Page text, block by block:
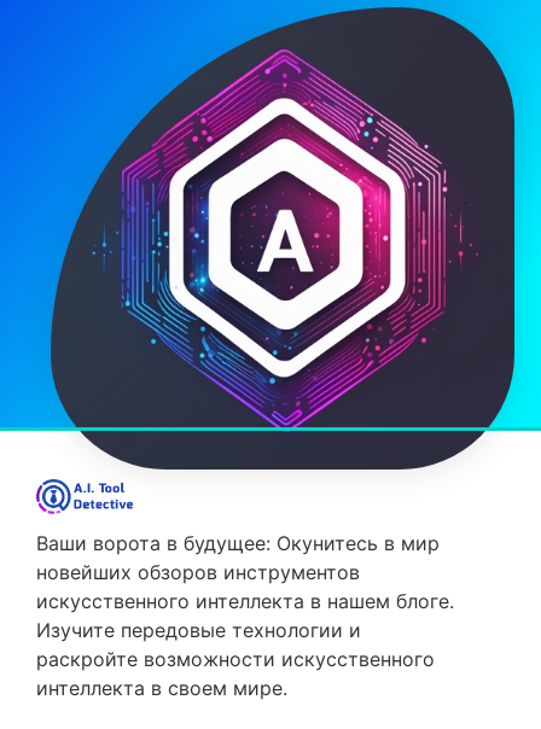
Ваши ворота в будущее: Окунитесь в мир
новейших обзоров инструментов
искусственного интеллекта в нашем блоге.
Изучите передовые технологии и
раскройте возможности искусственного
интеллекта в своем мире.